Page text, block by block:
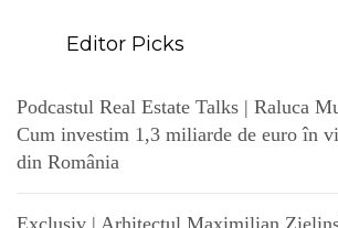
Editor Picks
Podcastul Real Estate Talks | Raluca
Cum investim 1,3 miliarde de euro în
din România